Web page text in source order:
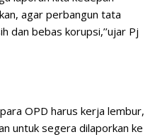
agar perbangun tata
dan bebas korupsi,’’ujar Pj
OPD harus kerja lembur,
untuk segera dilaporkan ke